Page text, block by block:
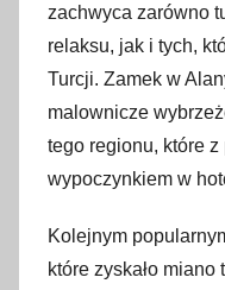
zachwyca zarówno
relaksu, jak i tych,
Turcji. Zamek w
malownicze
tego regionu, które z
wypoczynkiem w
Kolejnym
które zyskało miano